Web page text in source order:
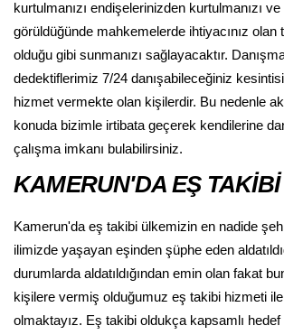
kurtulmanızı endişelerinizden kurtulmanızı
görüldüğünde mahkemelerde ihtiyacınız olan
olduğu gibi sunmanızı sağlayacaktır.
dedektiflerimiz 7/24 danışabileceğiniz
hizmet vermekte olan kişilerdir. Bu nedenle
konuda bizimle irtibata geçerek kendilerine
çalışma imkanı bulabilirsiniz.
KAMERUN'DA EŞ TAKİBİ
Kamerun'da eş takibi ülkemizin en nadide
ilimizde yaşayan eşinden şüphe eden
durumlarda aldatıldığından emin olan fakat
kişilere vermiş olduğumuz eş takibi hizmeti ile
olmaktayız. Eş takibi oldukça kapsamlı